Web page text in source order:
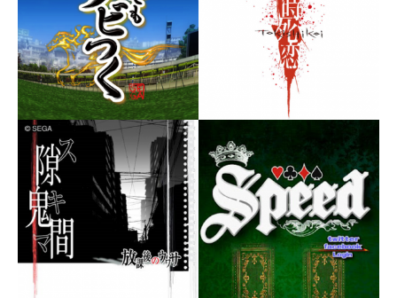
どこでもダビつく
誰でも簡単に競馬の醍醐味が
楽しめるソーシャルゲーム
時死恋
死者がさまよう「日入町」